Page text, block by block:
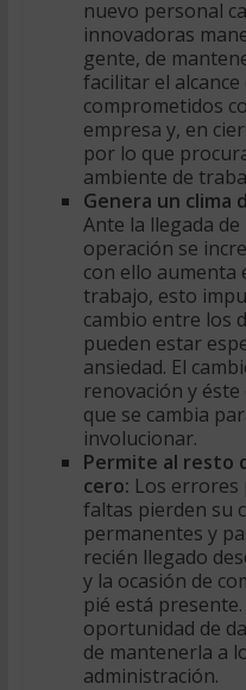
nuevo personal
innovadoras
gente, de
facilitar el
comprometidos
empresa y, en
por lo que
ambiente de
Genera un clima
Ante la llegada
operación se
con ello aumenta
trabajo, esto
cambio entre los
pueden estar
ansiedad. El
renovación y
que se cambia
involucionar.
Permite al resto
cero: Los errores
faltas pierden su
permanentes y
recién llegado
y la ocasión de
pié está
oportunidad de
de mantenerla a
administración.